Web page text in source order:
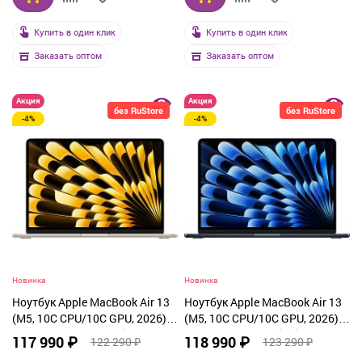
Купить в один клик
Заказать оптом
Купить в один клик
Заказать оптом
без RuStore
Акция
-4%
Новинка
Ноутбук Apple MacBook Air 13
(M5, 10C CPU/10C GPU, 2026),
16 ГБ, 1 ТБ SSD, Starlight
(MDHC4)
117 990 ₽ 122 290 ₽
без RuStore
Акция
-4%
Новинка
Ноутбук Apple MacBook Air 13
(M5, 10C CPU/10C GPU, 2026),
16 ГБ, 1 ТБ SSD, Midnight
(MDHF4)
118 990 ₽ 123 290 ₽